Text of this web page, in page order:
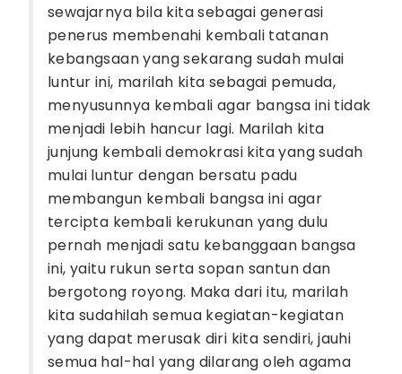
sewajarnya bila kita sebagai generasi
penerus membenahi kembali tatanan
kebangsaan yang sekarang sudah mulai
luntur ini, marilah kita sebagai pemuda,
menyusunnya kembali agar bangsa ini tidak
menjadi lebih hancur lagi. Marilah kita
junjung kembali demokrasi kita yang sudah
mulai luntur dengan bersatu padu
membangun kembali bangsa ini agar
tercipta kembali kerukunan yang dulu
pernah menjadi satu kebanggaan bangsa
ini, yaitu rukun serta sopan santun dan
bergotong royong. Maka dari itu, marilah
kita sudahilah semua kegiatan-kegiatan
yang dapat merusak diri kita sendiri, jauhi
semua hal-hal yang dilarang oleh agama